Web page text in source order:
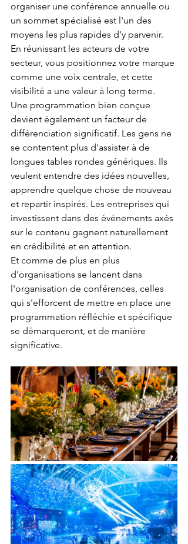
organiser une conférence annuelle ou
un sommet spécialisé est l'un des
moyens les plus rapides d'y parvenir.
En réunissant les acteurs de votre
secteur, vous positionnez votre marque
comme une voix centrale, et cette
visibilité a une valeur à long terme.
Une programmation bien conçue
devient également un facteur de
différenciation significatif. Les gens ne
se contentent plus d'assister à de
longues tables rondes génériques. Ils
veulent entendre des idées nouvelles,
apprendre quelque chose de nouveau
et repartir inspirés. Les entreprises qui
investissent dans des événements axés
sur le contenu gagnent naturellement
en crédibilité et en attention.
Et comme de plus en plus
d'organisations se lancent dans
l'organisation de conférences, celles
qui s'efforcent de mettre en place une
programmation réfléchie et spécifique
se démarqueront, et de manière
significative.